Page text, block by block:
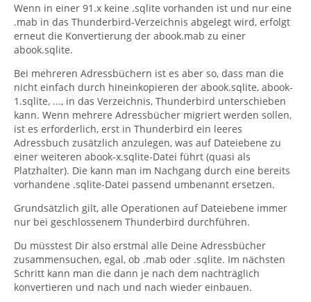
Wenn in einer 91.x keine .sqlite vorhanden ist und nur eine
.mab in das Thunderbird-Verzeichnis abgelegt wird, erfolgt
erneut die Konvertierung der abook.mab zu einer
abook.sqlite.
Bei mehreren Adressbüchern ist es aber so, dass man die
nicht einfach durch hineinkopieren der abook.sqlite, abook-
1.sqlite, ..., in das Verzeichnis, Thunderbird unterschieben
kann. Wenn mehrere Adressbücher migriert werden sollen,
ist es erforderlich, erst in Thunderbird ein leeres
Adressbuch zusätzlich anzulegen, was auf Dateiebene zu
einer weiteren abook-x.sqlite-Datei führt (quasi als
Platzhalter). Die kann man im Nachgang durch eine bereits
vorhandene .sqlite-Datei passend umbenannt ersetzen.
Grundsätzlich gilt, alle Operationen auf Dateiebene immer
nur bei geschlossenem Thunderbird durchführen.
Du müsstest Dir also erstmal alle Deine Adressbücher
zusammensuchen, egal, ob .mab oder .sqlite. Im nächsten
Schritt kann man die dann je nach dem nachträglich
konvertieren und nach und nach wieder einbauen.